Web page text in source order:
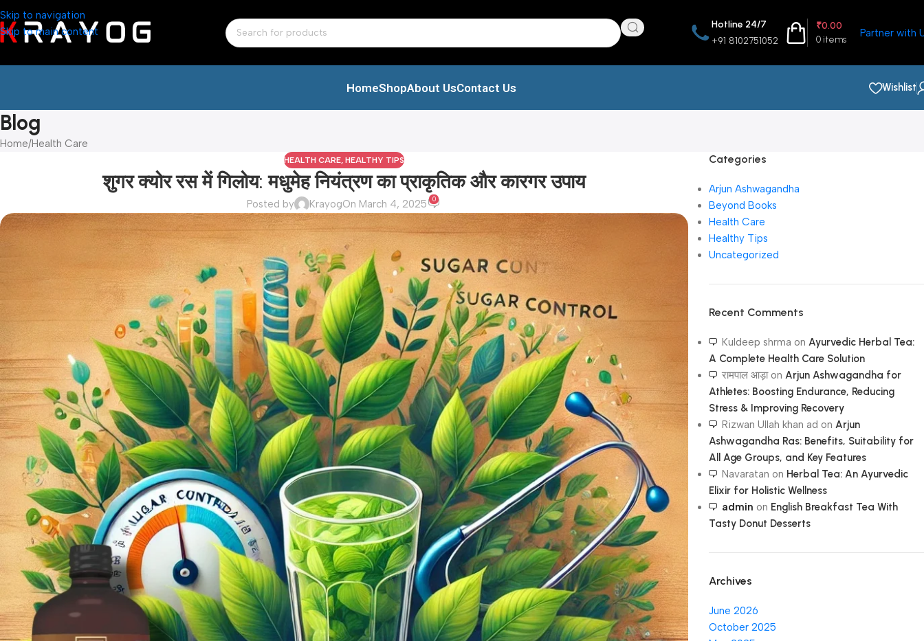
Skip to navigation
Skip to main content
Hotline 24/7
+91 8102751052 0 items
₹0.00
Partner with
HomeShopAbout UsContact Us Wishlist
Blog
Home Health Care
HEALTH CARE, HEALTHY TIPS
शुगर क्योर रस में गिलोय: मधुमेह नियंत्रण का प्राकृतिक और कारगर उपाय
Posted by KrayogOn March 4, 2025 0
Categories
Arjun Ashwagandha
Beyond Books
Health Care
Healthy Tips
Uncategorized
Recent Comments
Kuldeep shrma on Ayurvedic Herbal Tea:
A Complete Health Care Solution
रामपाल आड़ाon Arjun Ashwagandha for
Athletes: Boosting Endurance, Reducing
Stress & Improving Recovery
Rizwan Ullah khan ad on Arjun
Ashwagandha Ras: Benefits, Suitability for
All Age Groups, and Key Features
Navaratan on Herbal Tea: An Ayurvedic
Elixir for Holistic Wellness
admin on English Breakfast Tea With
Tasty Donut Desserts
Archives
June 2026
October 2025